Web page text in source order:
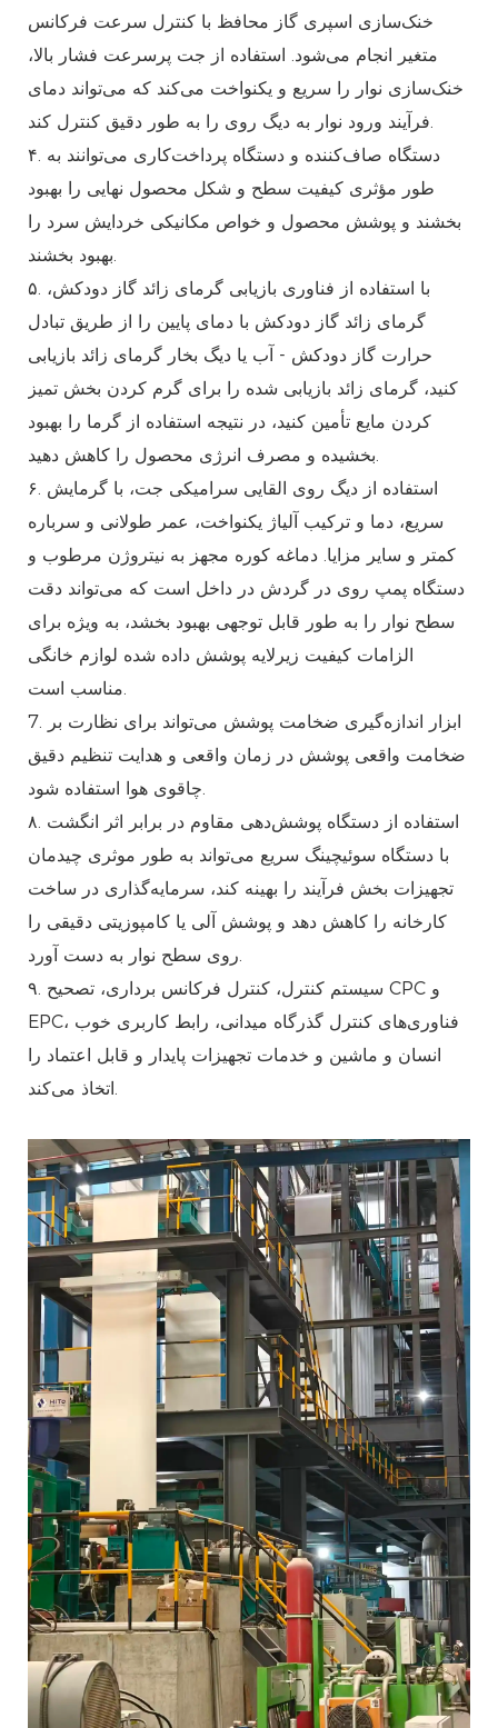
خنک‌سازی اسپری گاز محافظ با کنترل سرعت فرکانس
متغیر انجام می‌شود. استفاده از جت پرسرعت فشار بالا،
خنک‌سازی نوار را سریع و یکنواخت می‌کند که می‌تواند دمای
فرآیند ورود نوار به دیگ روی را به طور دقیق کنترل کند.
۴. دستگاه صاف‌کننده و دستگاه پرداخت‌کاری می‌توانند به
طور مؤثری کیفیت سطح و شکل محصول نهایی را بهبود
بخشند و پوشش محصول و خواص مکانیکی خردایش سرد را
بهبود بخشند.
۵. با استفاده از فناوری بازیابی گرمای زائد گاز دودکش،
گرمای زائد گاز دودکش با دمای پایین را از طریق تبادل
حرارت گاز دودکش - آب یا دیگ بخار گرمای زائد بازیابی
کنید، گرمای زائد بازیابی شده را برای گرم کردن بخش تمیز
کردن مایع تأمین کنید، در نتیجه استفاده از گرما را بهبود
بخشیده و مصرف انرژی محصول را کاهش دهید.
۶. استفاده از دیگ روی القایی سرامیکی جت، با گرمایش
سریع، دما و ترکیب آلیاژ یکنواخت، عمر طولانی و سرباره
کمتر و سایر مزایا. دماغه کوره مجهز به نیتروژن مرطوب و
دستگاه پمپ روی در گردش در داخل است که می‌تواند دقت
سطح نوار را به طور قابل توجهی بهبود بخشد، به ویژه برای
الزامات کیفیت زیرلایه پوشش داده شده لوازم خانگی
مناسب است.
7. ابزار اندازه‌گیری ضخامت پوشش می‌تواند برای نظارت بر
ضخامت واقعی پوشش در زمان واقعی و هدایت تنظیم دقیق
چاقوی هوا استفاده شود.
۸. استفاده از دستگاه پوشش‌دهی مقاوم در برابر اثر انگشت
با دستگاه سوئیچینگ سریع می‌تواند به طور موثری چیدمان
تجهیزات بخش فرآیند را بهینه کند، سرمایه‌گذاری در ساخت
کارخانه را کاهش دهد و پوشش آلی یا کامپوزیتی دقیقی را
روی سطح نوار به دست آورد.
۹. سیستم کنترل، کنترل فرکانس برداری، تصحیح CPC و
EPC، فناوری‌های کنترل گذرگاه میدانی، رابط کاربری خوب
انسان و ماشین و خدمات تجهیزات پایدار و قابل اعتماد را
اتخاذ می‌کند.